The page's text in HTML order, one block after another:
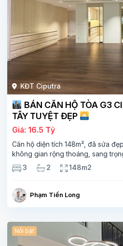
KĐT Ciputra
BÁN CĂN HỘ TÒA G3
TÂY TUYỆT ĐẸP
Giá: 16.5 Tỷ
Căn hộ diện tích 148m², đã sửa
không gian rộng thoáng, sang
cao cấp, ánh sáng tự nhiên chan
mang lại
3 2 148m2
Phạm Tiến Long
Nổi bật